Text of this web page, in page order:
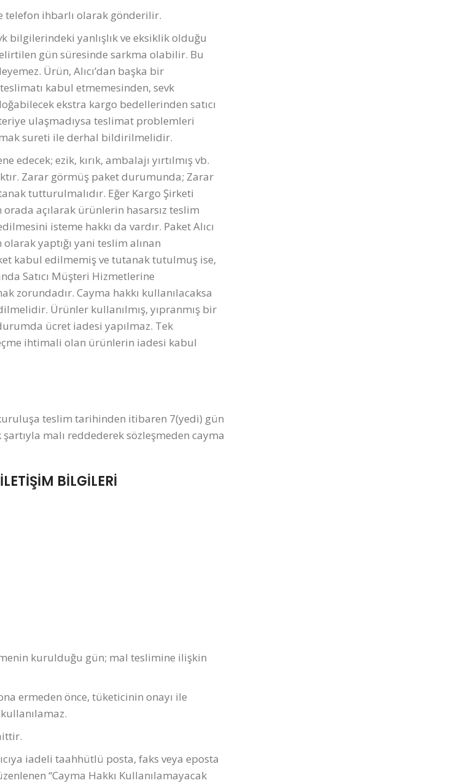
telefon ihbarlı olarak gönderilir.
bilgilerindeki yanlışlık ve eksiklik olduğu
gün süresinde sarkma olabilir. Bu
Ürün, Alıcı’dan başka bir
kabul etmemesinden, sevk
ekstra kargo bedellerinden satıcı
ulaşmadıysa teslimat problemleri
sureti ile derhal bildirilmelidir.
ezik, kırık, ambalajı yırtılmış vb.
Zarar görmüş paket durumunda; Zarar
tutturulmalıdır. Eğer Kargo Şirketi
orada açılarak ürünlerin hasarsız teslim
isteme hakkı da vardır. Paket Alıcı
yaptığı yani teslim alınan
kabul edilmemiş ve tutanak tutulmuş ise,
Satıcı Müşteri Hizmetlerine
zorundadır. Cayma hakkı kullanılacaksa
Ürünler kullanılmış, yıpranmış bir
ücret iadesi yapılmaz. Tek
ihtimali olan ürünlerin iadesi kabul
teslim tarihinden itibaren 7(yedi) gün
malı reddederek sözleşmeden cayma
BİLGİLERİ
kurulduğu gün; mal teslimine ilişkin
ermeden önce, tüketicinin onayı ile
iadeli taahhütlü posta, faks veya eposta
“Cayma Hakkı Kullanılamayacak